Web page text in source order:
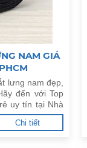
NAM GIÁ
lưng nam đẹp,
đến với Top
uy tín tại Nhà
Chi tiết